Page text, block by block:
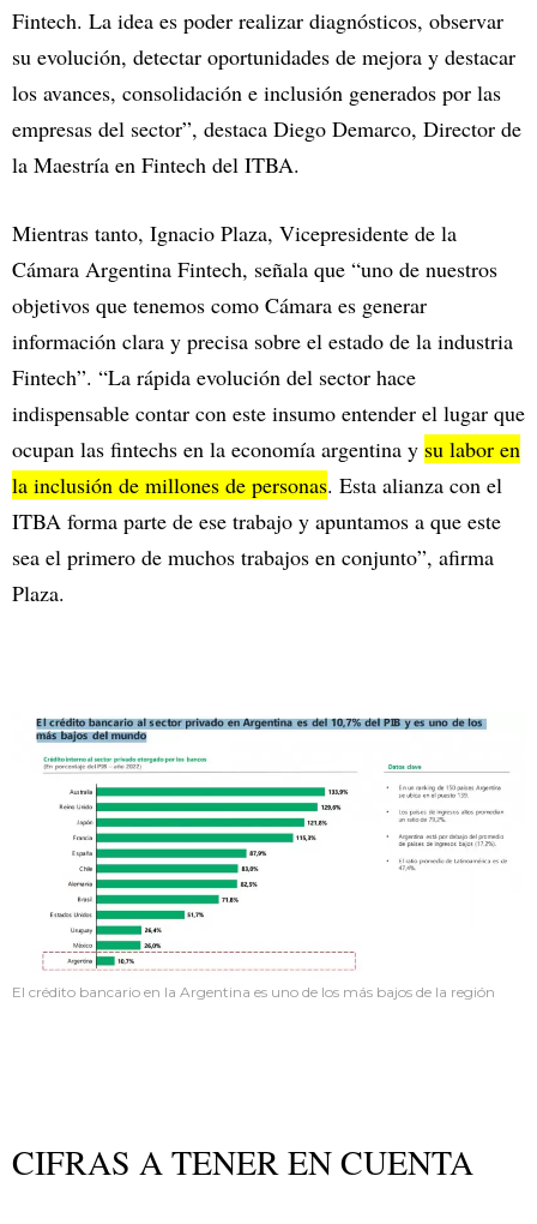
Fintech. La idea es poder realizar diagnósticos, observar
su evolución, detectar oportunidades de mejora y destacar
los avances, consolidación e inclusión generados por las
empresas del sector”, destaca Diego Demarco, Director de
la Maestría en Fintech del ITBA.
Mientras tanto, Ignacio Plaza, Vicepresidente de la
Cámara Argentina Fintech, señala que “uno de nuestros
objetivos que tenemos como Cámara es generar
información clara y precisa sobre el estado de la industria
Fintech”. “La rápida evolución del sector hace
indispensable contar con este insumo entender el lugar que
ocupan las fintechs en la economía argentina y su labor en
la inclusión de millones de personas. Esta alianza con el
ITBA forma parte de ese trabajo y apuntamos a que este
sea el primero de muchos trabajos en conjunto”, afirma
Plaza.
El crédito bancario en la Argentina es uno de los más bajos de la región
CIFRAS A TENER EN CUENTA